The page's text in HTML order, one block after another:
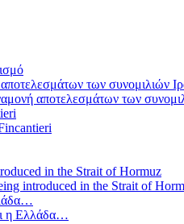
αποτελεσμάτων των
introduced in the Strait of
η Ελλάδα…